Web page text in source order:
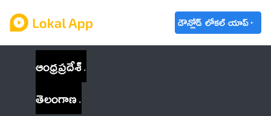
డౌన్లోడ్ లోకల్ యాప్
ఆంధ్రప్రదేశ్
తెలంగాణ